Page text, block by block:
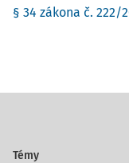
§ 34 zákona č.
Témy